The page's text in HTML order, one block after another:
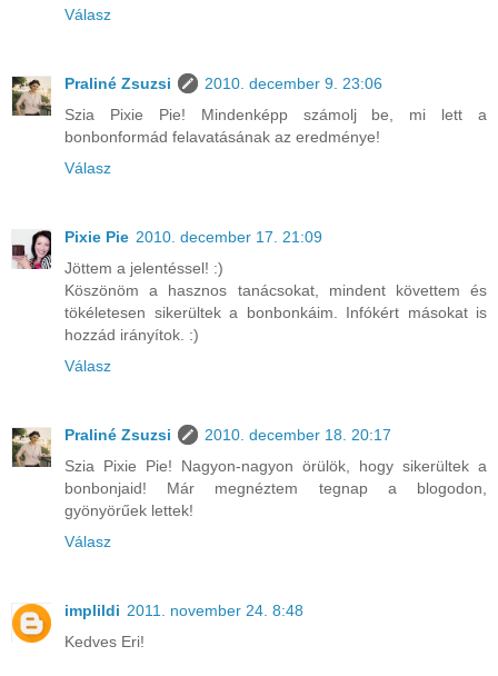
Válasz
Praliné Zsuzsi
2010. december 9. 23:06
Szia Pixie Pie! Mindenképp számolj be, mi lett a
bonbonformád felavatásának az eredménye!
Válasz
Pixie Pie 2010. december 17. 21:09
Jöttem a jelentéssel! :)
Köszönöm a hasznos tanácsokat, mindent követtem és
tökéletesen sikerültek a bonbonkáim. Infókért másokat is
hozzád irányítok. :)
Válasz
Praliné Zsuzsi
2010. december 18. 20:17
Szia Pixie Pie! Nagyon-nagyon örülök, hogy sikerültek a
bonbonjaid! Már megnéztem tegnap a blogodon,
gyönyörűek lettek!
Válasz
implildi 2011. november 24. 8:48
Kedves Eri!